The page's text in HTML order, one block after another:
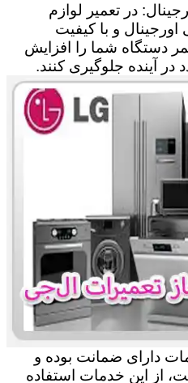
در تعمیر لوازم
و با کیفیت
دستگاه شما را افزایش
آینده جلوگیری کنند.
دارای ضمانت بوده و
از این خدمات استفاده